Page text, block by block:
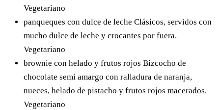
Vegetariano
panqueques con dulce de leche Clásicos, servidos con
mucho dulce de leche y crocantes por fuera.
Vegetariano
brownie con helado y frutos rojos Bizcocho de
chocolate semi amargo con ralladura de naranja,
nueces, helado de pistacho y frutos rojos macerados.
Vegetariano